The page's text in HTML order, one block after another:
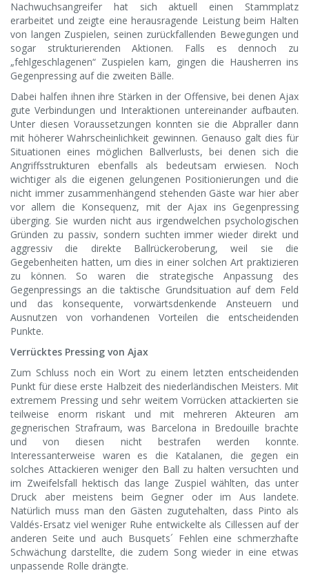
Nachwuchsangreifer hat sich aktuell einen Stammplatz
erarbeitet und zeigte eine herausragende Leistung beim Halten
von langen Zuspielen, seinen zurückfallenden Bewegungen und
sogar strukturierenden Aktionen. Falls es dennoch zu
„fehlgeschlagenen“ Zuspielen kam, gingen die Hausherren ins
Gegenpressing auf die zweiten Bälle.
Dabei halfen ihnen ihre Stärken in der Offensive, bei denen Ajax
gute Verbindungen und Interaktionen untereinander aufbauten.
Unter diesen Voraussetzungen konnten sie die Abpraller dann
mit höherer Wahrscheinlichkeit gewinnen. Genauso galt dies für
Situationen eines möglichen Ballverlusts, bei denen sich die
Angriffsstrukturen ebenfalls als bedeutsam erwiesen. Noch
wichtiger als die eigenen gelungenen Positionierungen und die
nicht immer zusammenhängend stehenden Gäste war hier aber
vor allem die Konsequenz, mit der Ajax ins Gegenpressing
überging. Sie wurden nicht aus irgendwelchen psychologischen
Gründen zu passiv, sondern suchten immer wieder direkt und
aggressiv die direkte Ballrückeroberung, weil sie die
Gegebenheiten hatten, um dies in einer solchen Art praktizieren
zu können. So waren die strategische Anpassung des
Gegenpressings an die taktische Grundsituation auf dem Feld
und das konsequente, vorwärtsdenkende Ansteuern und
Ausnutzen von vorhandenen Vorteilen die entscheidenden
Punkte.
Verrücktes Pressing von Ajax
Zum Schluss noch ein Wort zu einem letzten entscheidenden
Punkt für diese erste Halbzeit des niederländischen Meisters. Mit
extremem Pressing und sehr weitem Vorrücken attackierten sie
teilweise enorm riskant und mit mehreren Akteuren am
gegnerischen Strafraum, was Barcelona in Bredouille brachte
und von diesen nicht bestrafen werden konnte.
Interessanterweise waren es die Katalanen, die gegen ein
solches Attackieren weniger den Ball zu halten versuchten und
im Zweifelsfall hektisch das lange Zuspiel wählten, das unter
Druck aber meistens beim Gegner oder im Aus landete.
Natürlich muss man den Gästen zugutehalten, dass Pinto als
Valdés-Ersatz viel weniger Ruhe entwickelte als Cillessen auf der
anderen Seite und auch Busquets´ Fehlen eine schmerzhafte
Schwächung darstellte, die zudem Song wieder in eine etwas
unpassende Rolle drängte.